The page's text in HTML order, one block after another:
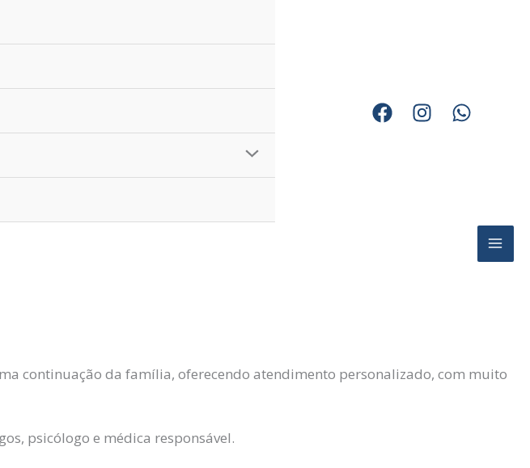
continuação da família, oferecendo atendimento personalizado, com muito
psicólogo e médica responsável.